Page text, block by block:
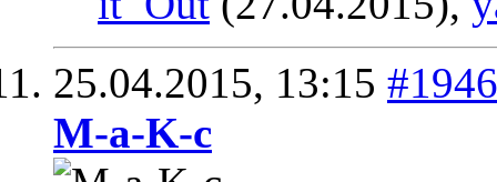
25.04.2015, 13:15 #1946
M-a-K-c